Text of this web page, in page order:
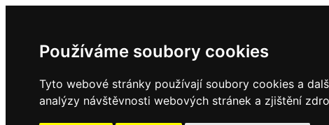
Používáme soubory cookies
Tyto webové stránky používají soubory cookies a
analýzy návštěvnosti webových stránek a zjištění